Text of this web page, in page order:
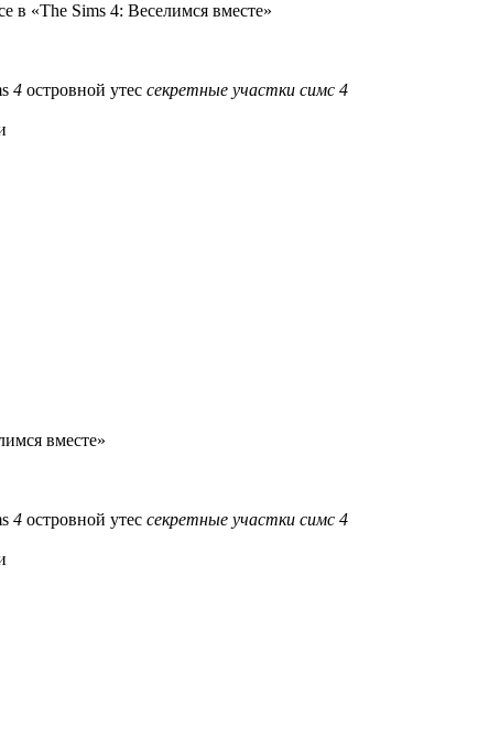
в «The Sims 4: Веселимся вместе»
4 островной утес секретные участки симс 4
вместе»
4 островной утес секретные участки симс 4